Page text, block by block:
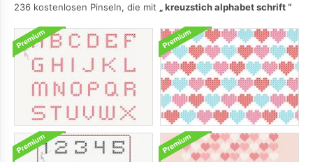
236 kostenlosen Pinseln, die mit
kreuzstich alphabet schrift